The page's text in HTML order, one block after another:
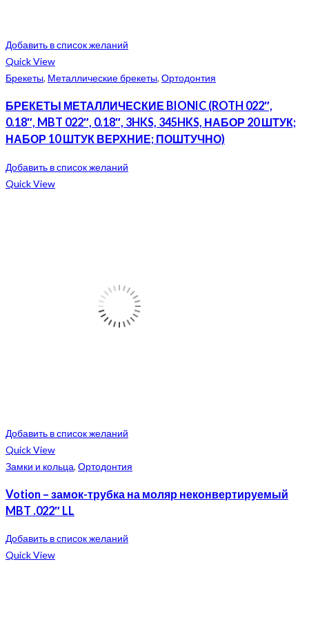
Добавить в список желаний
Quick View
Брекеты, Металлические брекеты, Ортодонтия
БРЕКЕТЫ МЕТАЛЛИЧЕСКИЕ BIONIC (ROTH 022″,
0.18″, MBT 022″, 0.18″, 3HKS, 345HKS, НАБОР 20 ШТУК;
НАБОР 10 ШТУК ВЕРХНИЕ; ПОШТУЧНО)
Добавить в список желаний
Quick View
Добавить в список желаний
Quick View
Замки и кольца, Ортодонтия
Votion – замок-трубка на моляр неконвертируемый
MBT .022″ LL
Добавить в список желаний
Quick View